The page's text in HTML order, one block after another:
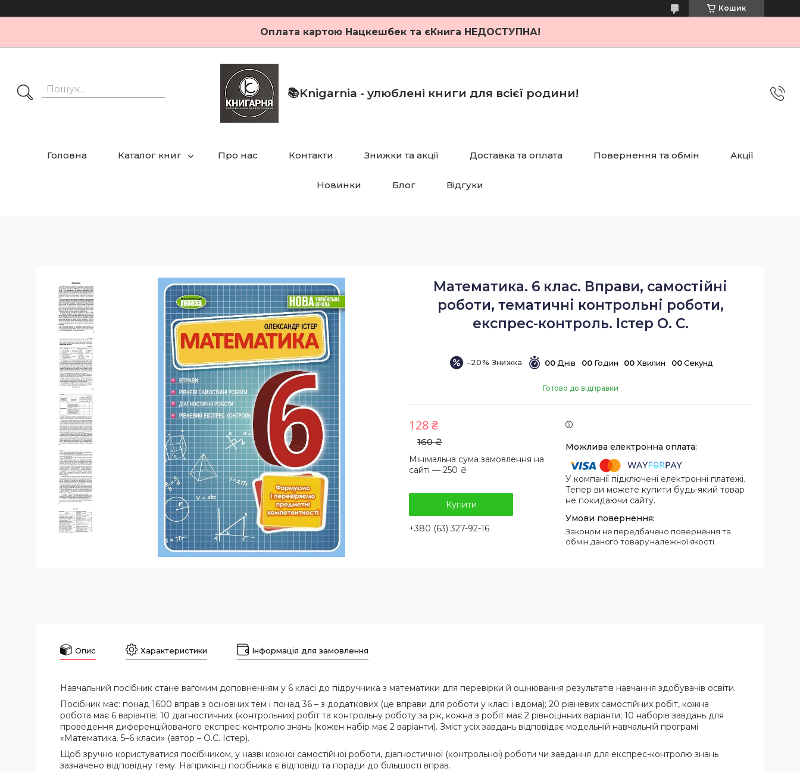
Кошик
Оплата картою Нацкешбек та єКнига НЕДОСТУПНА!
📚Knigarnia - улюблені книги для всієї родини!
Головна Каталог книг Про нас Контакти Знижки та акції Доставка та оплата Повернення та обмін Акції
Новинки Блог Відгуки
Математика. 6 клас. Вправи, самостійні
роботи, тематичні контрольні роботи,
експрес-контроль. Істер О. С.
–20% 00 Днів 00 Годин 00 Хвилин 00 Секунд
Готово до відправки
160 ₴
128 ₴
Мінімальна сума замовлення на
сайті — 250 ₴
Купити
+380 (63) 327-92-16
У компанії підключені електронні платежі.
Тепер ви можете купити будь-який товар
не покидаючи сайту.
Законом не передбачено повернення та
обмін даного товару належної якості
Опис Характеристики Інформація для замовлення
Навчальний посібник стане вагомим доповненням у 6 класі до підручника з математики для перевірки й оцінювання результатів навчання здобувачів освіти.
Посібник має: понад 1600 вправ з основних тем і понад 36 – з додаткових (це вправи для роботи у класі і вдома); 20 рівневих самостійних робіт, кожна
робота має 6 варіантів; 10 діагностичних (контрольних) робіт та контрольну роботу за рік, кожна з робіт має 2 рівноцінних варіанти; 10 наборів завдань для
проведення диференційованого експрес-контролю знань (кожен набір має 2 варіанти). Зміст усіх завдань відповідає модельній навчальній програмі
«Математика. 5–6 класи» (автор – О.С. Істер).
Щоб зручно користуватися посібником, у назві кожної самостійної роботи, діагностичної (контрольної) роботи чи завдання для експрес-контролю знань
зазначено відповідну тему. Наприкінці посібника є відповіді та поради до більшості вправ.